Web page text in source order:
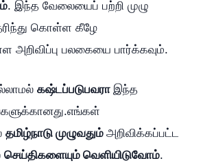
. இந்த வேலையைப் பற்றி முழு
கொள்ள கீழே
அறிவிப்பு பலகையை பார்க்கவும்.
கஷ்டப்படுபவரா இந்த
தமிழ்நாடு முழுவதும் அறிவிக்கப்பட்ட
செய்திகளையும் வெளியிடுவோம்.